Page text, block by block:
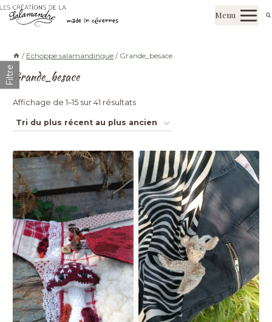
Aller
au
made in cévennes
Menu
/ Echoppe salamandingue / Grande_besace
Grande_besace
Affichage de 1–15 sur 41 résultatsTrié
du
récent
au
plus
ancien
Filtre